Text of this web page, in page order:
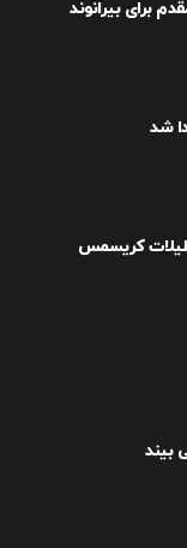
برای بیرانوند
شد
کریسمس
بیند